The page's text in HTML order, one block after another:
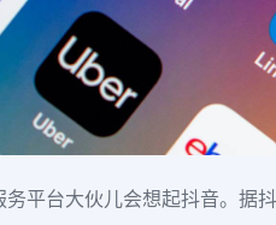
平台大伙儿会想起抖音。据